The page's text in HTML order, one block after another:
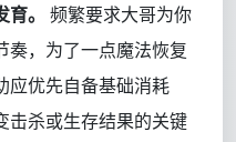
。 频繁要求大哥为你
奏，为了一点魔法恢复
应优先自备基础消耗
击杀或生存结果的关键